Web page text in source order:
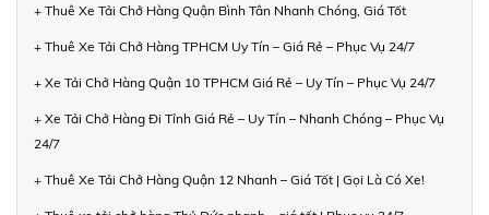
+ Thuê Xe Tải Chở Hàng Quận Bình Tân Nhanh Chóng, Giá Tốt
+ Thuê Xe Tải Chở Hàng TPHCM Uy Tín – Giá Rẻ – Phục Vụ 24/7
+ Xe Tải Chở Hàng Quận 10 TPHCM Giá Rẻ – Uy Tín – Phục Vụ 24/7
+ Xe Tải Chở Hàng Đi Tỉnh Giá Rẻ – Uy Tín – Nhanh Chóng – Phục Vụ
24/7
+ Thuê Xe Tải Chở Hàng Quận 12 Nhanh – Giá Tốt | Gọi Là Có Xe!